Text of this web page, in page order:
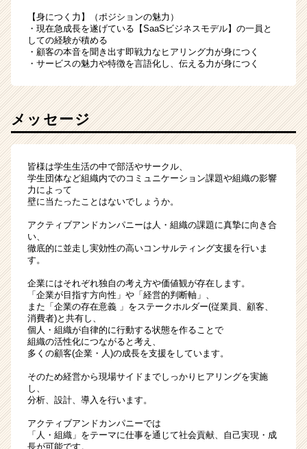
【身につく力】（ポジションの魅力）
・現在急成長を遂げている【SaaSビジネスモデル】の一員と
しての経験が積める
・顧客の本音を聞き出す即戦力なヒアリング力が身につく
・サービスの魅力や特徴を言語化し、伝える力が身につく
メッセージ
皆様は学生生活の中で部活やサークル、
学生団体など組織内でのコミュニケーション課題や組織の影響
力によって
壁に当たったことはないでしょうか。
アクティブアンドカンパニーは人・組織の課題に真摯に向き合
い、
徹底的に並走し実効性の高いコンサルティング支援を行いま
す。
企業にはそれぞれ独自の考え方や価値観が存在します。
「企業が目指す方向性」や「経営的判断軸」、
また「企業の存在意義 」をステークホルダー(従業員、顧客、
消費者)と共有し、
個人・組織が自律的に行動する状態を作ることで
組織の活性化につながると考え、
多くの顧客(企業・人)の成長を支援をしています。
そのため経営から現場サイドまでしっかりヒアリングを実施
し、
分析、設計、導入を行います。
アクティブアンドカンパニーでは
「人・組織」をテーマに仕事を通じて社会貢献、自己実現・成
長が可能です。